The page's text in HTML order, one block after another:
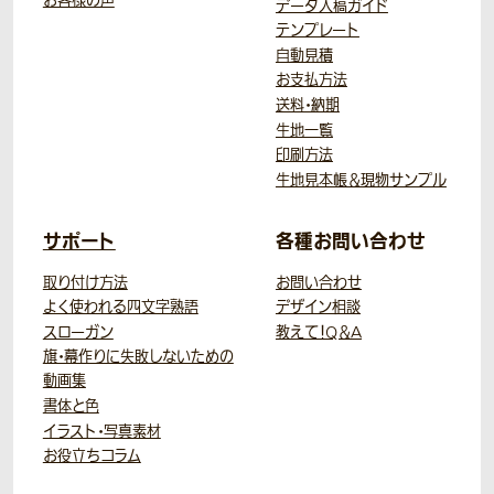
データ入稿ガイド
テンプレート
自動見積
お支払方法
送料・納期
生地一覧
印刷方法
生地見本帳＆現物サンプル
サポート
取り付け方法
よく使われる四文字熟語
スローガン
旗・幕作りに失敗しないための
動画集
書体と色
イラスト・写真素材
お役立ちコラム
各種お問い合わせ
お問い合わせ
デザイン相談
教えて！Q＆A